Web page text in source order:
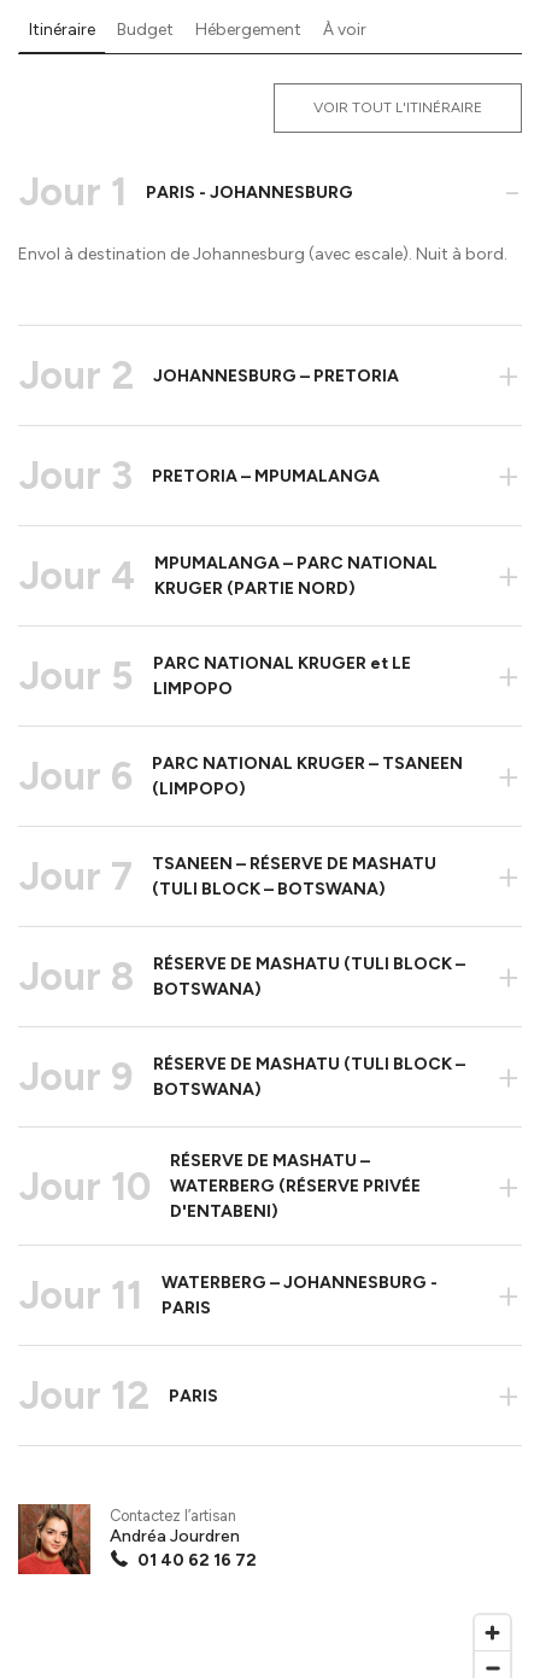
Itinéraire Budget Hébergement À voir
VOIR TOUT L'ITINÉRAIRE
Jour 1 PARIS - JOHANNESBURG -
Envol à destination de Johannesburg (avec escale). Nuit à bord.
Jour 2 JOHANNESBURG – PRETORIA +
Jour 3 PRETORIA – MPUMALANGA +
Jour 4
MPUMALANGA – PARC NATIONAL
KRUGER (PARTIE NORD)
+
Jour 5
PARC NATIONAL KRUGER et LE
LIMPOPO
+
Jour 6
PARC NATIONAL KRUGER – TSANEEN
(LIMPOPO)
+
Jour 7
TSANEEN – RÉSERVE DE MASHATU
(TULI BLOCK – BOTSWANA)
+
Jour 8
RÉSERVE DE MASHATU (TULI BLOCK –
BOTSWANA)
+
Jour 9
RÉSERVE DE MASHATU (TULI BLOCK –
BOTSWANA)
+
Jour 10
RÉSERVE DE MASHATU –
WATERBERG (RÉSERVE PRIVÉE
D'ENTABENI)
+
Jour 11
WATERBERG – JOHANNESBURG -
PARIS
+
Jour 12 PARIS +
Contactez l’artisan
Andréa Jourdren
01 40 62 16 72